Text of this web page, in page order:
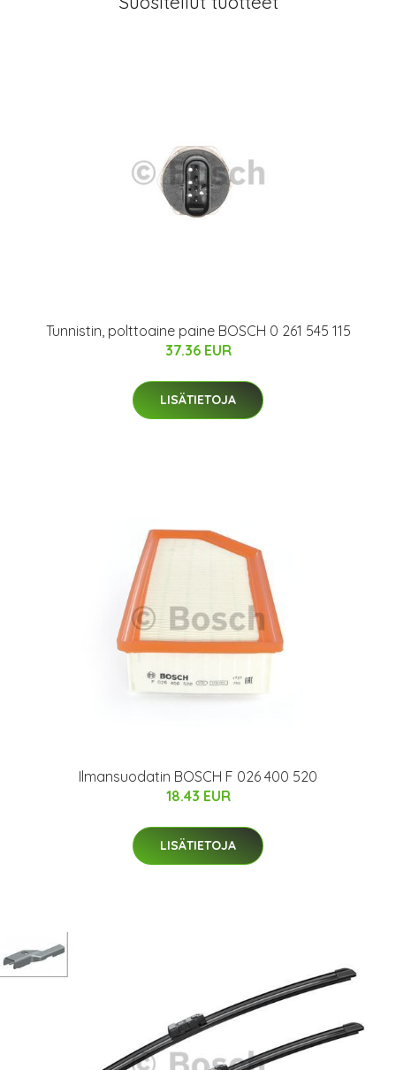
Tunnistin, polttoaine paine BOSCH 0 261 545 115
37.36 EUR
LISÄTIETOJA
Ilmansuodatin BOSCH F 026 400 520
18.43 EUR
LISÄTIETOJA